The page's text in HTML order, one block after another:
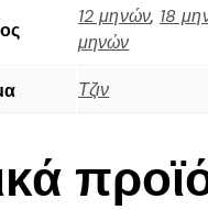
12 μηνών, 18
μηνών
Τζιν